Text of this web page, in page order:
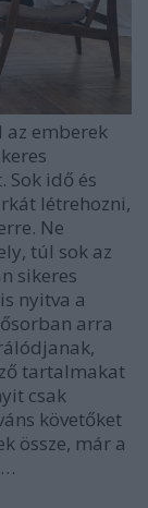
emberek
Sok idő és
létrehozni,
Ne
túl sok az
sikeres
nyitva a
arra
tartalmakat
csak
követőket
össze, már a